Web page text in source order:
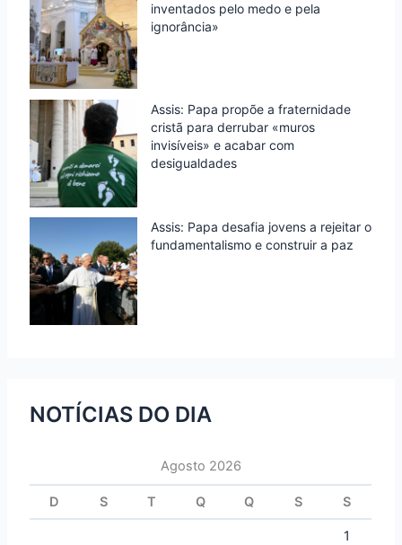
inventados pelo medo e pela
ignorância»
Assis: Papa propõe a fraternidade
cristã para derrubar «muros
invisíveis» e acabar com
desigualdades
Assis: Papa desafia jovens a rejeitar o
fundamentalismo e construir a paz
NOTÍCIAS DO DIA
Agosto 2026
D S T Q Q S S
1